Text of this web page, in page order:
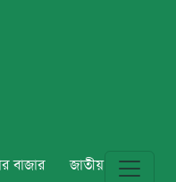
বাজার জাতীয় বিশ্ব